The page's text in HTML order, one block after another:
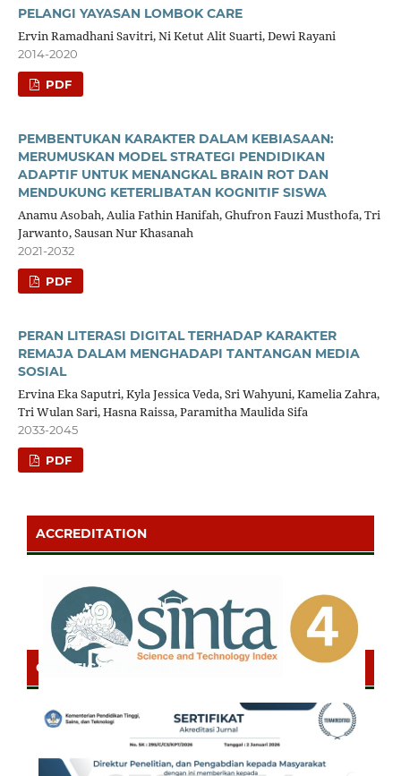
PELANGI YAYASAN LOMBOK CARE
Ervin Ramadhani Savitri, Ni Ketut Alit Suarti, Dewi Rayani
2014-2020
PDF
PEMBENTUKAN KARAKTER DALAM KEBIASAAN:
MERUMUSKAN MODEL STRATEGI PENDIDIKAN
ADAPTIF UNTUK MENANGKAL BRAIN ROT DAN
MENDUKUNG KETERLIBATAN KOGNITIF SISWA
Anamu Asobah, Aulia Fathin Hanifah, Ghufron Fauzi Musthofa, Tri
Jarwanto, Sausan Nur Khasanah
2021-2032
PDF
PERAN LITERASI DIGITAL TERHADAP KARAKTER
REMAJA DALAM MENGHADAPI TANTANGAN MEDIA
SOSIAL
Ervina Eka Saputri, Kyla Jessica Veda, Sri Wahyuni, Kamelia Zahra,
Tri Wulan Sari, Hasna Raissa, Paramitha Maulida Sifa
2033-2045
PDF
ACCREDITATION
CERTIFICATE OF SINTA